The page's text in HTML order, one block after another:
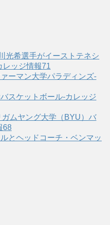
光希選手がイーストテネシ
レッジ情報71
ーマン大学パラディンズ-
スケットボール-カレッジ
ムヤング大学（BYU）バ
68
とヘッドコーチ・ベンマッ